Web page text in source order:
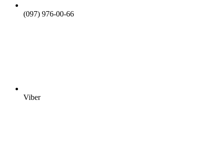
(097) 976-00-66
Viber